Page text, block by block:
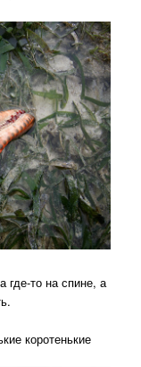
где-то на спине, а
коротенькие